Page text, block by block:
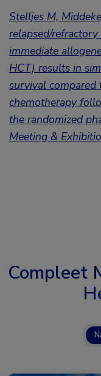
Stelljes M,
relapsed/
immediate
HCT) results in
survival compared
chemotherapy
the randomized
Meeting &
Compleet